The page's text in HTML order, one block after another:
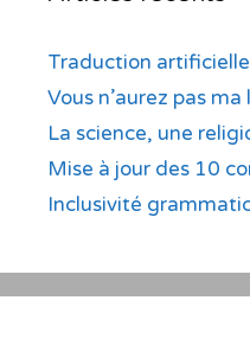
Traduction artificielle
Vous n’aurez pas
La science, une
Mise à jour des 10
Inclusivité